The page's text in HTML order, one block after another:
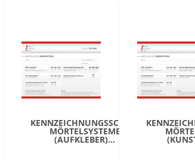
KENNZEICHNUNGSSCHILD
MÖRTELSYSTEME
(AUFKLEBER)...